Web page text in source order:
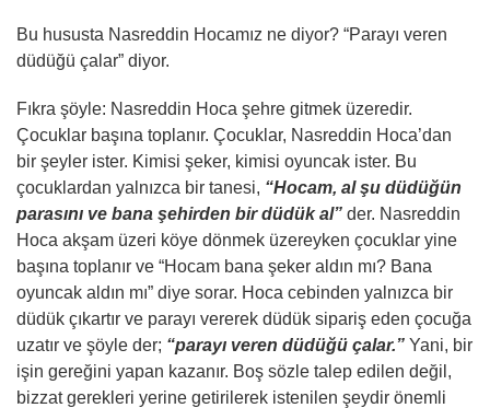
Bu hususta Nasreddin Hocamız ne diyor? “Parayı veren
düdüğü çalar” diyor.
Fıkra şöyle: Nasreddin Hoca şehre gitmek üzeredir.
Çocuklar başına toplanır. Çocuklar, Nasreddin Hoca’dan
bir şeyler ister. Kimisi şeker, kimisi oyuncak ister. Bu
çocuklardan yalnızca bir tanesi, “Hocam, al şu düdüğün
parasını ve bana şehirden bir düdük al” der. Nasreddin
Hoca akşam üzeri köye dönmek üzereyken çocuklar yine
başına toplanır ve “Hocam bana şeker aldın mı? Bana
oyuncak aldın mı” diye sorar. Hoca cebinden yalnızca bir
düdük çıkartır ve parayı vererek düdük sipariş eden çocuğa
uzatır ve şöyle der; “parayı veren düdüğü çalar.” Yani, bir
işin gereğini yapan kazanır. Boş sözle talep edilen değil,
bizzat gerekleri yerine getirilerek istenilen şeydir önemli